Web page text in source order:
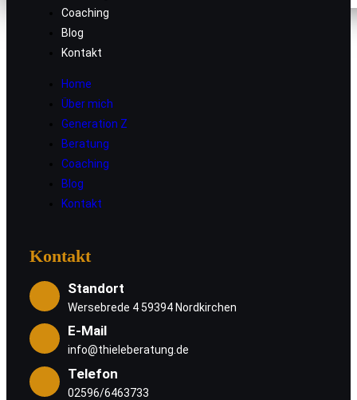
Coaching
Blog
Kontakt
Home
Über mich
Generation Z
Beratung
Coaching
Blog
Kontakt
Kontakt
Standort
Wersebrede 4 59394 Nordkirchen
E-Mail
info@thieleberatung.de
Telefon
02596/6463733